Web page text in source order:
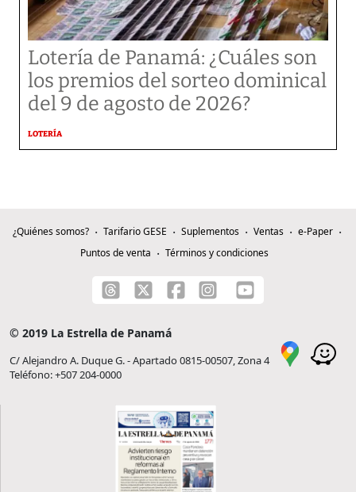
Lotería de Panamá: ¿Cuáles son
los premios del sorteo dominical
del 9 de agosto de 2026?
LOTERÍA
¿Quiénes somos? Tarifario GESE Suplementos Ventas
e-Paper
Puntos de venta
Términos y condiciones
© 2019 La Estrella de Panamá
C/ Alejandro A. Duque G. - Apartado 0815-00507, Zona 4
Teléfono: +507 204-0000